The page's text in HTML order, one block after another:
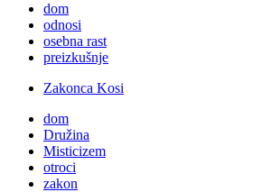
dom
odnosi
osebna rast
preizkušnje
Zakonca Kosi
dom
Družina
Misticizem
otroci
zakon